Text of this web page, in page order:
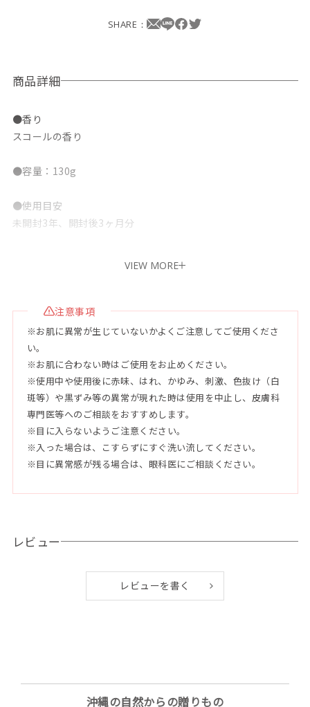
SHARE：
商品詳細
●香り
スコールの香り
●容量：130g
●使用目安
未開封3年、開封後3ヶ月分
シルト、テリハボク種子油、サンゴ末、シイクワシャー果皮エ
キス、ツルレイシ果実エキス、アロエベラ葉エキス、オクラ果
実エキス、ゲットウ葉エキス、アセロラ果実エキス、ヤシ油、
オリーブ果実油、海水、セージ葉エキス、ラベンダー花エキ
ス、カミツレ花エキス、トウキセンカ花エキス、アルガニアス
ピノサ核油、ココイルメチルタウリンNa、コカミドプロピルベ
タイン、ココイルグリシンK、ステアリン酸グリセリル(SE)、
ステアリン酸グリコール、ステアリン酸PEG-150、酸化鉄、E
DTA-2Na、香料
VIEW MORE
注意事項
※お肌に異常が生じていないかよくご注意してご使用くださ
い。
※お肌に合わない時はご使用をお止めください。
※使用中や使用後に赤味、はれ、かゆみ、刺激、色抜け（白
斑等）や黒ずみ等の異常が現れた時は使用を中止し、皮膚科
専門医等へのご相談をおすすめします。
※目に入らないようご注意ください。
※入った場合は、こすらずにすぐ洗い流してください。
※目に異常感が残る場合は、眼科医にご相談ください。
レビュー
レビューを書く
沖縄の自然からの贈りもの